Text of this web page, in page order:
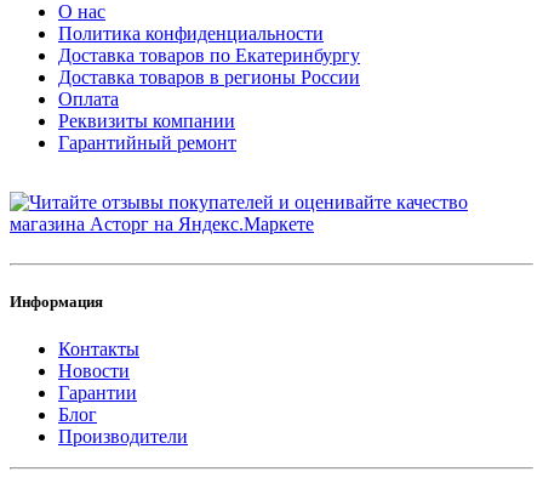
О нас
Политика конфиденциальности
Доставка товаров по Екатеринбургу
Доставка товаров в регионы России
Оплата
Реквизиты компании
Гарантийный ремонт
Информация
Контакты
Новости
Гарантии
Блог
Производители